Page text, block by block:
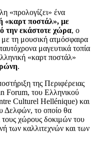
«προλογίζει» ένα
«καρτ ποστάλ», με
την εκάστοτε χώρα, ο
με τη μουσική ατμόσφαιρα
μαγευτικά τοπία
«καρτ ποστάλ»
.
της Περιφέρειας
Forum, του Ελληνικού
Culturel Hellénique) και
Δελφών, το οποίο θα
τους χώρους δοκιμών του
των καλλιτεχνών και των